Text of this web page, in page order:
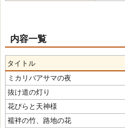
内容一覧
タイトル
ミカリバアサマの夜
抜け道の灯り
花びらと天神様
襦袢の竹、路地の花